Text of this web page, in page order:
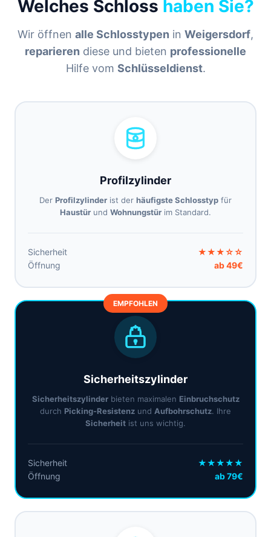
Welches Schloss haben Sie?
Wir öffnen alle Schlosstypen in Weigersdorf,
reparieren diese und bieten professionelle
Hilfe vom Schlüsseldienst.
Profilzylinder
Der Profilzylinder ist der häufigste Schlosstyp für
Haustür und Wohnungstür im Standard.
Sicherheit
★★★☆☆
Öffnung
ab 49€
EMPFOHLEN
Sicherheitszylinder
Sicherheitszylinderbieten maximalen Einbruchschutz
durch Picking-Resistenz und Aufbohrschutz. Ihre
Sicherheit ist uns wichtig.
Sicherheit
★★★★★
Öffnung
ab 79€